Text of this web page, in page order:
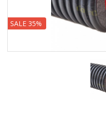
SALE 35%